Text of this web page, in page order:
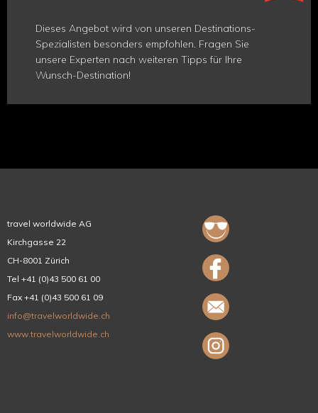
Dieses Angebot wird von unseren Destinations-
Spezialisten besonders empfohlen. Fragen Sie
unsere Experten nach weiteren Tipps für Ihre
Wunsch-Destination!
travel worldwide AG
Kirchgasse 22
CH-8001 Zürich
Tel +41 (0)43 500 61 00
Fax +41 (0)43 500 61 09
info@travelworldwide.ch
www.travelworldwide.ch